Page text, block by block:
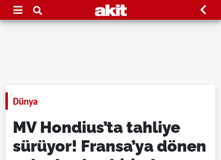
Dünya
MV Hondius’ta tahliye
sürüyor! Fransa’ya dönen